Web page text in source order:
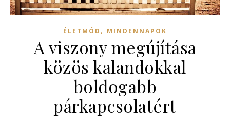
ÉLETMÓD , MINDENNAPOK
A viszony megújítása
közös kalandokkal
boldogabb
párkapcsolatért